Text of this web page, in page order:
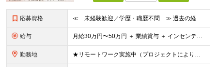
応募資格 ≪ 未経験歓迎／学歴・職歴不問 ≫ 過去の経歴は一切不問。 「いままで」よりも「これから」を 重視した採用を行っています！ ▼▼こんな想いがある方大歓迎▼▼ ・WEBデザインに興味がある！ ・自由な
給与 ⽉給30万円〜50万円 ＋ 業績賞与 ＋ インセンティブ賞与 経験者：35万円～ ※IT新人時25万円〜 ※経験・スキルを考慮の上、決定します。 ※経験者は別途優遇！ ★試⽤期間：3ヶ⽉ ★学
勤務地 ★リモートワーク実施中（プロジェクトによりフルリモートもあり） ★配属先は希望を最⼤限考慮